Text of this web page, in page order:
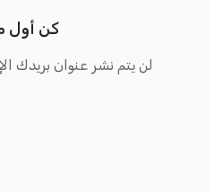
كن أول
لن يتم نشر عنوان بريدك